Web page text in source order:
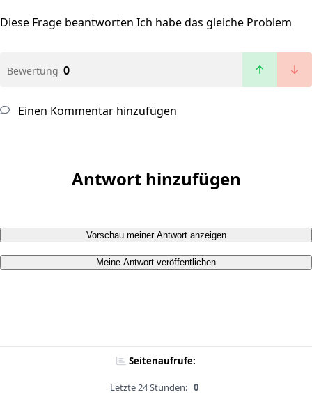
Diese Frage beantworten Ich habe das gleiche Problem
Bewertung 0
Einen Kommentar hinzufügen
Antwort hinzufügen
Vorschau meiner Antwort anzeigen
Meine Antwort veröffentlichen
Seitenaufrufe:
Letzte 24 Stunden: 0